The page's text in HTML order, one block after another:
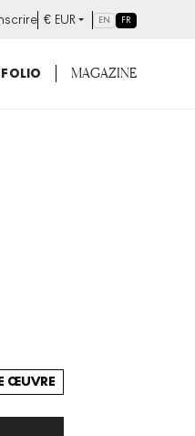
€ EUR EN FR
MAGAZINE
ŒUVRE